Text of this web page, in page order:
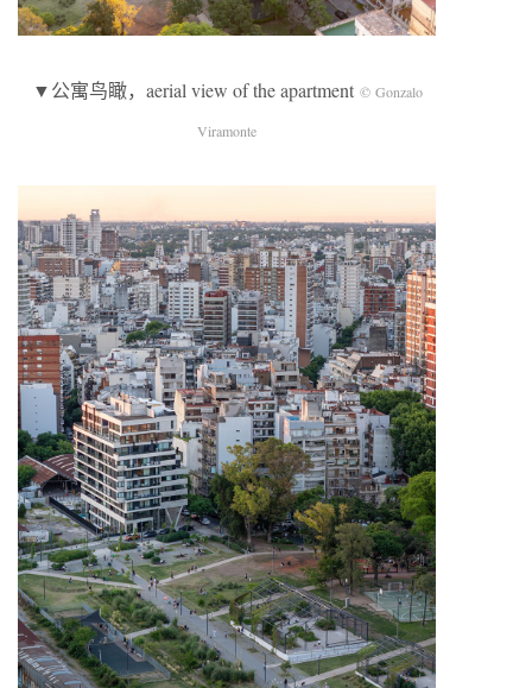
▼公寓鸟瞰，aerial view of the apartment © Gonzalo
Viramonte